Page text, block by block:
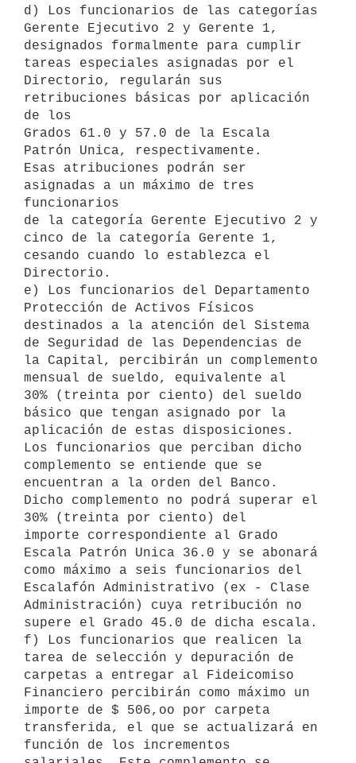
d) Los funcionarios de las categorías
Gerente Ejecutivo 2 y Gerente 1,
designados formalmente para cumplir
tareas especiales asignadas por el
Directorio, regularán sus
retribuciones básicas por aplicación
de los
Grados 61.0 y 57.0 de la Escala
Patrón Unica, respectivamente.
Esas atribuciones podrán ser
asignadas a un máximo de tres
funcionarios
de la categoría Gerente Ejecutivo 2 y
cinco de la categoría Gerente 1,
cesando cuando lo establezca el
Directorio.
e) Los funcionarios del Departamento
Protección de Activos Físicos
destinados a la atención del Sistema
de Seguridad de las Dependencias de
la Capital, percibirán un complemento
mensual de sueldo, equivalente al
30% (treinta por ciento) del sueldo
básico que tengan asignado por la
aplicación de estas disposiciones.
Los funcionarios que perciban dicho
complemento se entiende que se
encuentran a la orden del Banco.
Dicho complemento no podrá superar el
30% (treinta por ciento) del
importe correspondiente al Grado
Escala Patrón Unica 36.0 y se abonará
como máximo a seis funcionarios del
Escalafón Administrativo (ex - Clase
Administración) cuya retribución no
supere el Grado 45.0 de dicha escala.
f) Los funcionarios que realicen la
tarea de selección y depuración de
carpetas a entregar al Fideicomiso
Financiero percibirán como máximo un
importe de $ 506,oo por carpeta
transferida, el que se actualizará en
función de los incrementos